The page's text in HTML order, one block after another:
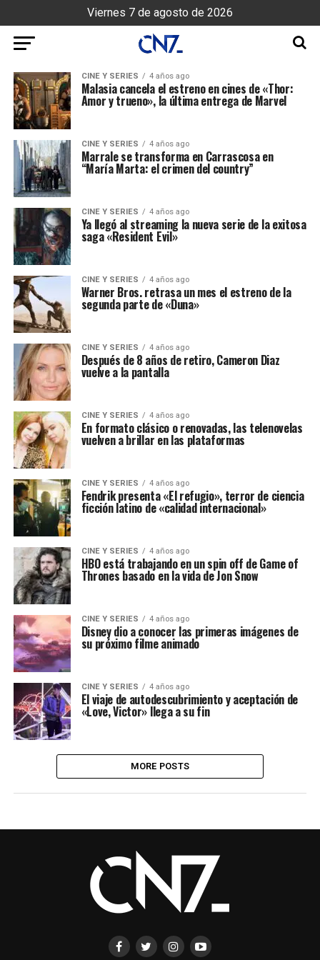
Viernes 7 de agosto de 2026
CINE Y SERIES 4 años ago
Malasia cancela el estreno en cines de «Thor:
Amor y trueno», la última entrega de Marvel
CINE Y SERIES 4 años ago
Marrale se transforma en Carrascosa en
“María Marta: el crimen del country”
CINE Y SERIES 4 años ago
Ya llegó al streaming la nueva serie de la exitosa
saga «Resident Evil»
CINE Y SERIES 4 años ago
Warner Bros. retrasa un mes el estreno de la
segunda parte de «Duna»
CINE Y SERIES 4 años ago
Después de 8 años de retiro, Cameron Diaz
vuelve a la pantalla
CINE Y SERIES 4 años ago
En formato clásico o renovadas, las telenovelas
vuelven a brillar en las plataformas
CINE Y SERIES 4 años ago
Fendrik presenta «El refugio», terror de ciencia
ficción latino de «calidad internacional»
CINE Y SERIES 4 años ago
HBO está trabajando en un spin off de Game of
Thrones basado en la vida de Jon Snow
CINE Y SERIES 4 años ago
Disney dio a conocer las primeras imágenes de
su próximo filme animado
CINE Y SERIES 4 años ago
El viaje de autodescubrimiento y aceptación de
«Love, Victor» llega a su fin
MORE POSTS